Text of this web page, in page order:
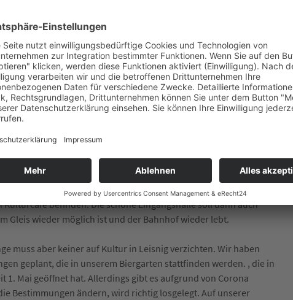
offenen Tür“ ein. Mit dabei das „Bahnhof-Orchester“, das aus
vorher haben wir jeden Abend geprobt und dazu die Leisniger
zu singen. Am „Tag der offenen Tür“ waren wir fast 50 Leute auf
Das war unglaublich berührend. Es war ein voller Erfolg. 500
verbracht. Es ging nicht nur um den Bauantrag, auch für die
Union für ländliche Regionen haben wir uns beworben.
wir im Oktober mit den Sanierungsarbeiten beginnen können.
sein in dem sich Privatwohnungen für uns, Vereinsräume für
befinden. Die schöne Eingangshalle soll dann auch
Gleis wieder möglich ist und der Bahnhof wieder lebt.
muss aber keiner auf Kultur in Leisnig verzichten. Wir haben
geplant, die in unserem Biergarten stattfinden werden. , die in
Mai geöffnet hat. Allerdings gibt es aufgrund von Corona
Bestimmungen ändern, wird richtig losgelegt. Auf unserer